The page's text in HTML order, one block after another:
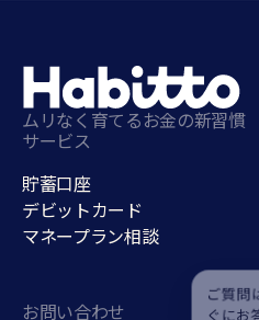
ムリなく育てるお金の新習慣
サービス
貯蓄口座
デビットカード
マネープラン相談
お問い合わせ
ご質問
ぐにお